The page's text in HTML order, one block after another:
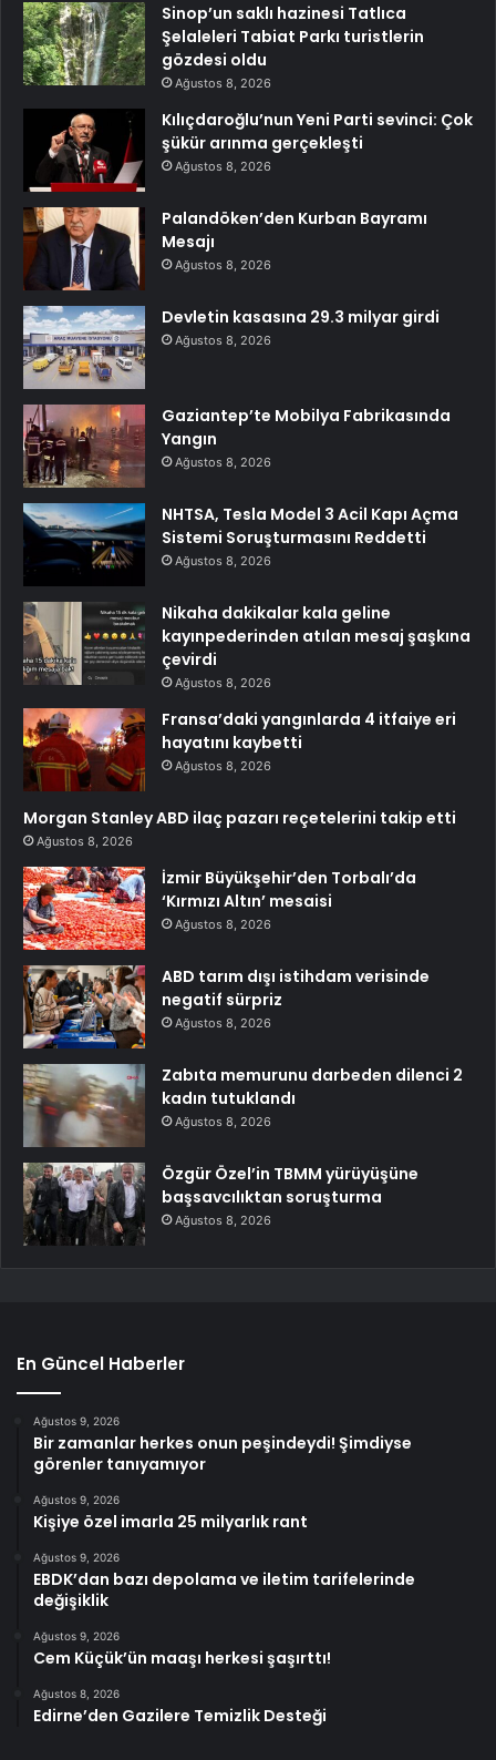
Sinop’un saklı hazinesi Tatlıca
Şelaleleri Tabiat Parkı turistlerin
gözdesi oldu
Ağustos 8, 2026
Kılıçdaroğlu’nun Yeni Parti sevinci: Çok
şükür arınma gerçekleşti
Ağustos 8, 2026
Palandöken’den Kurban Bayramı
Mesajı
Ağustos 8, 2026
Devletin kasasına 29.3 milyar girdi
Ağustos 8, 2026
Gaziantep’te Mobilya Fabrikasında
Yangın
Ağustos 8, 2026
NHTSA, Tesla Model 3 Acil Kapı Açma
Sistemi Soruşturmasını Reddetti
Ağustos 8, 2026
Nikaha dakikalar kala geline
kayınpederinden atılan mesaj şaşkına
çevirdi
Ağustos 8, 2026
Fransa’daki yangınlarda 4 itfaiye eri
hayatını kaybetti
Ağustos 8, 2026
Morgan Stanley ABD ilaç pazarı reçetelerini takip etti
Ağustos 8, 2026
İzmir Büyükşehir’den Torbalı’da
‘Kırmızı Altın’ mesaisi
Ağustos 8, 2026
ABD tarım dışı istihdam verisinde
negatif sürpriz
Ağustos 8, 2026
Zabıta memurunu darbeden dilenci 2
kadın tutuklandı
Ağustos 8, 2026
Özgür Özel’in TBMM yürüyüşüne
başsavcılıktan soruşturma
Ağustos 8, 2026
En Güncel Haberler
Ağustos 9, 2026
Bir zamanlar herkes onun peşindeydi! Şimdiyse
görenler tanıyamıyor
Ağustos 9, 2026
Kişiye özel imarla 25 milyarlık rant
Ağustos 9, 2026
EBDK’dan bazı depolama ve iletim tarifelerinde
değişiklik
Ağustos 9, 2026
Cem Küçük’ün maaşı herkesi şaşırttı!
Ağustos 8, 2026
Edirne’den Gazilere Temizlik Desteği